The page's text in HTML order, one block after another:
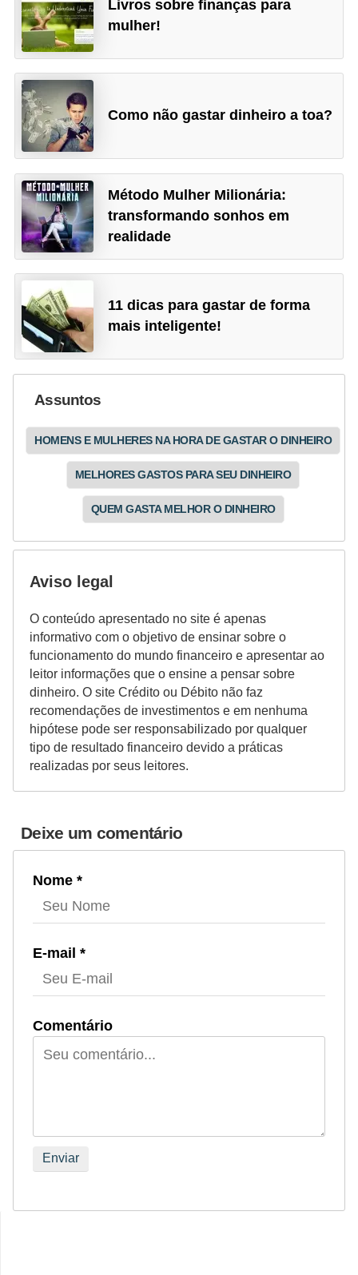
Livros sobre finanças para
mulher!
Como não gastar dinheiro a toa?
Método Mulher Milionária:
transformando sonhos em
realidade
11 dicas para gastar de forma
mais inteligente!
Assuntos
HOMENS E MULHERES NA HORA DE GASTAR O DINHEIRO
MELHORES GASTOS PARA SEU DINHEIRO
QUEM GASTA MELHOR O DINHEIRO
Aviso legal
O conteúdo apresentado no site é apenas
informativo com o objetivo de ensinar sobre o
funcionamento do mundo financeiro e apresentar ao
leitor informações que o ensine a pensar sobre
dinheiro. O site Crédito ou Débito não faz
recomendações de investimentos e em nenhuma
hipótese pode ser responsabilizado por qualquer
tipo de resultado financeiro devido a práticas
realizadas por seus leitores.
Deixe um comentário
Nome *
E-mail *
Comentário
N
e
o
c
i
a
ç
ã
o
P
u
p
a
ç
a
g
a
m
a
s
d
e
r
e
m
p
e
s
a